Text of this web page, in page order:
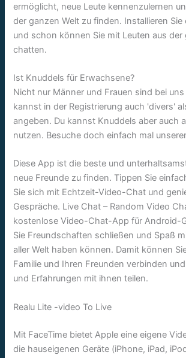
ermöglicht, neue Leute kennenzulernen
der ganzen Welt zu finden. Installieren
und schon können Sie mit Leuten aus der
chatten.
Ist Knuddels für Erwachsene?
Nicht nur Männer und Frauen sind bei
kannst in der Registrierung auch 'divers'
angeben. Du kannst Knuddels aber auch
nutzen. Besuche doch einfach mal
Diese App ist die beste und
neue Freunde zu finden. Tippen Sie
Sie sich mit Echtzeit-Video-Chat und
Gespräche. Live Chat – Random Video
kostenlose Video-Chat-App für Android-
Sie Freundschaften schließen und Spaß
aller Welt haben können. Damit können
Familie und Ihren Freunden verbinden
und Erfahrungen mit ihnen teilen.
Realu Lite -video To Live
Mit FaceTime bietet Apple eine eigene
die hauseigenen Geräte (iPhone, iPad,